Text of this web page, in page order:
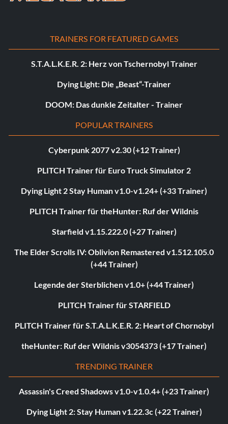
TRAINERS FOR FEATURED GAMES
S.T.A.L.K.E.R. 2: Herz von Tschernobyl Trainer
Dying Light: Die „Beast“-Trainer
DOOM: Das dunkle Zeitalter - Trainer
POPULAR TRAINERS
Cyberpunk 2077 v2.30 (+12 Trainer)
PLITCH Trainer für Euro Truck Simulator 2
Dying Light 2 Stay Human v1.0-v1.24+ (+33 Trainer)
PLITCH Trainer für theHunter: Ruf der Wildnis
Starfield v1.15.222.0 (+27 Trainer)
The Elder Scrolls IV: Oblivion Remastered v1.512.105.0
(+44 Trainer)
Legende der Sterblichen v1.0+ (+44 Trainer)
PLITCH Trainer für STARFIELD
PLITCH Trainer für S.T.A.L.K.E.R. 2: Heart of Chornobyl
theHunter: Ruf der Wildnis v3054373 (+17 Trainer)
TRENDING TRAINER
Assassin's Creed Shadows v1.0-v1.0.4+ (+23 Trainer)
Dying Light 2: Stay Human v1.22.3c (+22 Trainer)